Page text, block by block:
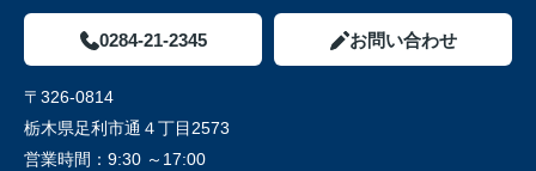
0284-21-2345 お問い合わせ
〒326-0814
栃木県足利市通４丁目2573
営業時間： 9:30 ～17:00